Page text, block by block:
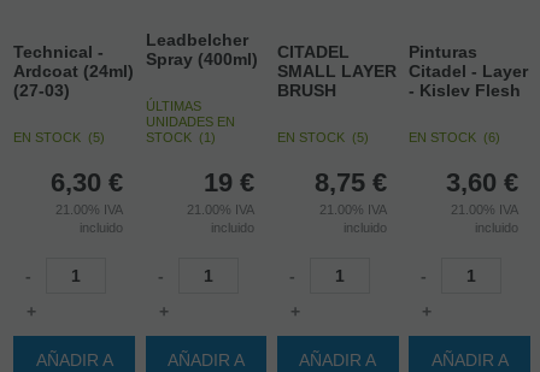
Technical -
Ardcoat (24ml)
(27-03)
EN STOCK (5)
6,30 €
21.00% IVA
incluido
-
+
AÑADIR A
Leadbelcher
Spray (400ml)
ÚLTIMAS
UNIDADES EN
STOCK (1)
19 €
21.00% IVA
incluido
-
+
AÑADIR A
CITADEL
SMALL LAYER
BRUSH
EN STOCK (5)
8,75 €
21.00% IVA
incluido
-
+
AÑADIR A
Pinturas
Citadel - Layer
- Kislev Flesh
EN STOCK (6)
3,60 €
21.00% IVA
incluido
-
+
AÑADIR A